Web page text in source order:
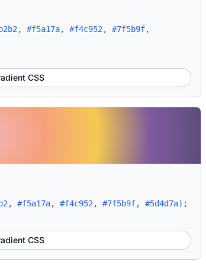
#f5a17a, #f4c952, #7f5b9f,
CSS
#f5a17a, #f4c952, #7f5b9f, #5d4d7a);
CSS